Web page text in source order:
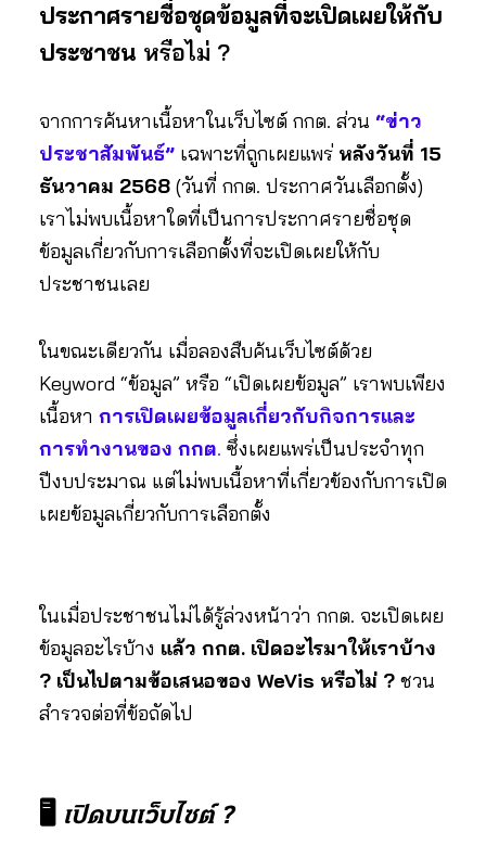
ประกาศรายชื่อชุดข้อมูลที่จะเปิดเผยให้กับ
ประชาชน หรือไม่ ?
จากการค้นหาเนื้อหาในเว็บไซต์ กกต. ส่วน “ข่าว
ประชาสัมพันธ์”เฉพาะที่ถูกเผยแพร่ หลังวันที่ 15
ธันวาคม 2568(วันที่ กกต. ประกาศวันเลือกตั้ง)
เราไม่พบเนื้อหาใดที่เป็นการประกาศรายชื่อชุด
ข้อมูลเกี่ยวกับการเลือกตั้งที่จะเปิดเผยให้กับ
ประชาชนเลย
ในขณะเดียวกัน เมื่อลองสืบค้นเว็บไซต์ด้วย
Keyword “ข้อมูล” หรือ “เปิดเผยข้อมูล” เราพบเพียง
เนื้อหา การเปิดเผยข้อมูลเกี่ยวกับกิจการและ
การทำงานของ กกต. ซึ่งเผยแพร่เป็นประจำทุก
ปีงบประมาณ แต่ไม่พบเนื้อหาที่เกี่ยวข้องกับการเปิด
เผยข้อมูลเกี่ยวกับการเลือกตั้ง
ในเมื่อประชาชนไม่ได้รู้ล่วงหน้าว่า กกต. จะเปิดเผย
ข้อมูลอะไรบ้าง แล้ว กกต. เปิดอะไรมาให้เราบ้าง
? เป็นไปตามข้อเสนอของ WeVis หรือไม่ ?ชวน
สำรวจต่อที่ข้อถัดไป
🖥 เปิดบนเว็บไซต์ ?